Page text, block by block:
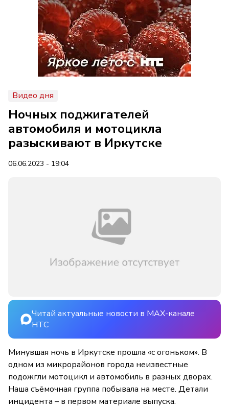
Видео дня
Ночных поджигателей
автомобиля и мотоцикла
разыскивают в Иркутске
06.06.2023 - 19:04
Читай актуальные новости в MAX-канале
НТС
Минувшая ночь в Иркутске прошла «с огоньком». В
одном из микрорайонов города неизвестные
подожгли мотоцикл и автомобиль в разных дворах.
Наша съёмочная группа побывала на месте. Детали
инцидента – в первом материале выпуска.